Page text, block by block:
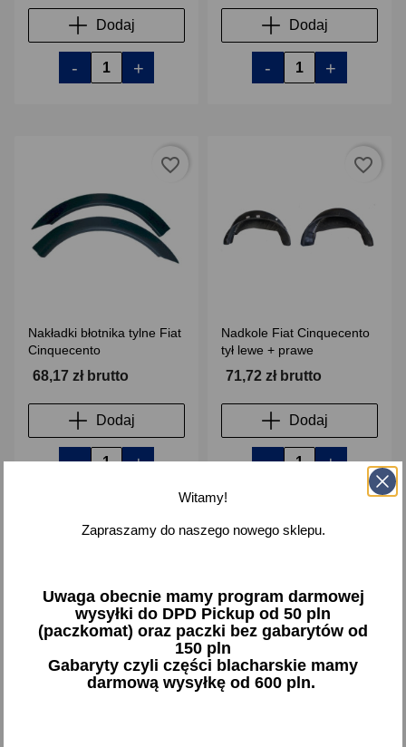
Dodaj
- +
Dodaj
- +
Nakładki błotnika tylne Fiat
Cinquecento
68,17 zł brutto
Dodaj
- +
favorite_border
Nadkole Fiat Cinquecento
tył lewe + prawe
71,72 zł brutto
Dodaj
- +
favorite_border
Witamy!
Zapraszamy do naszego nowego sklepu.
Uwaga obecnie mamy program darmowej
wysyłki do DPD Pickup od 50 pln
(paczkomat) oraz paczki bez gabarytów od
150 pln
Gabaryty czyli części blacharskie mamy
darmową wysyłkę od 600 pln.